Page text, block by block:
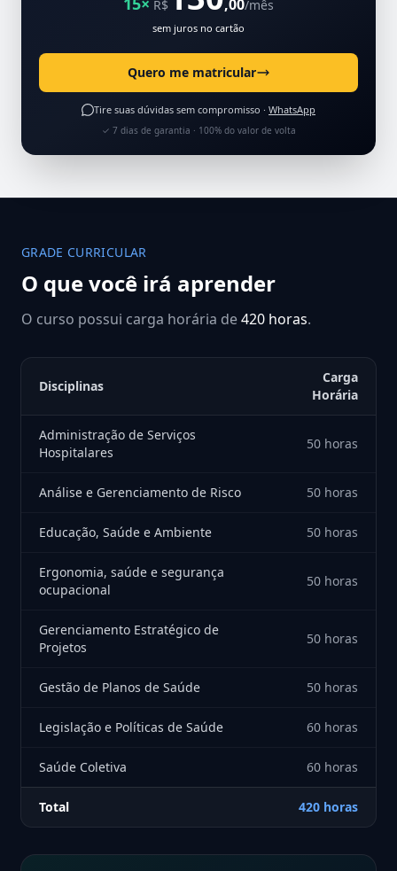
R$ ,00/mês
sem juros no cartão
Quero me matricular
Tire suas dúvidas sem compromisso · WhatsApp
✓ 7 dias de garantia · 100% do valor de volta
GRADE CURRICULAR
O que você irá aprender
O curso possui carga horária de420 horas.
Disciplinas
Carga
Horária
Administração de Serviços
Hospitalares
50 horas
Análise e Gerenciamento de Risco 50 horas
Educação, Saúde e Ambiente 50 horas
Ergonomia, saúde e segurança
ocupacional
50 horas
Gerenciamento Estratégico de
Projetos
50 horas
Gestão de Planos de Saúde 50 horas
Legislação e Políticas de Saúde 60 horas
Saúde Coletiva 60 horas
Total 420 horas